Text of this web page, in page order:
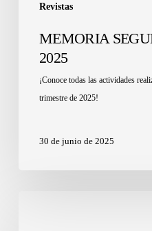
Revistas
MEMORIA
2025
¡Conoce todas las actividades
trimestre de 2025!
30 de junio de 2025